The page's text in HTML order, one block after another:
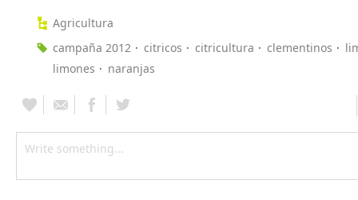
Agricultura
campaña 2012
citricos citricultura clementinos
limones
naranjas